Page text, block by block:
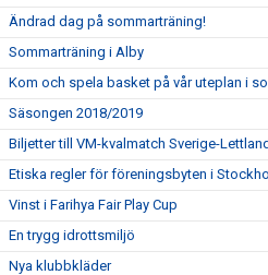
Ändrad dag på sommarträning!
Sommarträning i Alby
Kom och spela basket på vår uteplan i
Säsongen 2018/2019
Biljetter till VM-kvalmatch Sverige-Lettland
Etiska regler för föreningsbyten i
Vinst i Farihya Fair Play Cup
En trygg idrottsmiljö
Nya klubbkläder